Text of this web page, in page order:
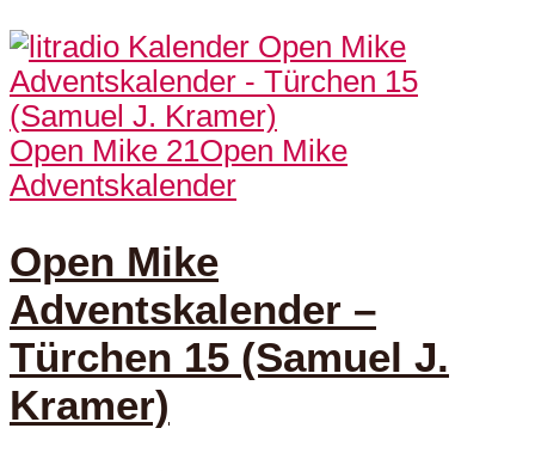
Open Mike 21Open Mike
Adventskalender
Open Mike
Adventskalender –
Türchen 15 (Samuel J.
Kramer)